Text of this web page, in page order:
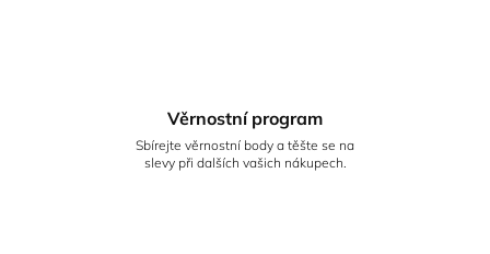
Věrnostní program
Sbírejte věrnostní body a těšte se na
slevy při dalších vašich nákupech.